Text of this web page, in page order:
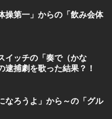
第一」からの「飲み会体
ッチの「奏で（かな
逮捕劇を歌った結果？！
ろうよ」から～の「グル